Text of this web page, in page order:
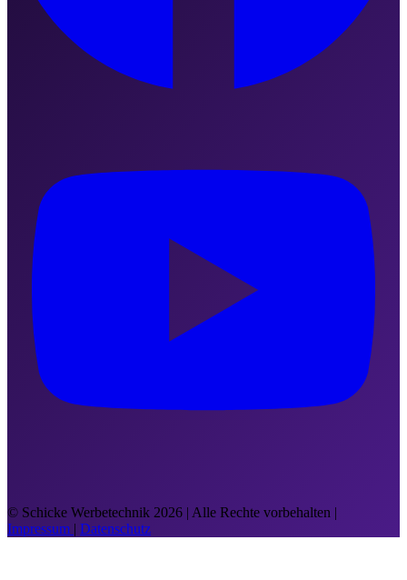
© Schicke Werbetechnik 2026 | Alle Rechte vorbehalten |
Impressum | Datenschutz